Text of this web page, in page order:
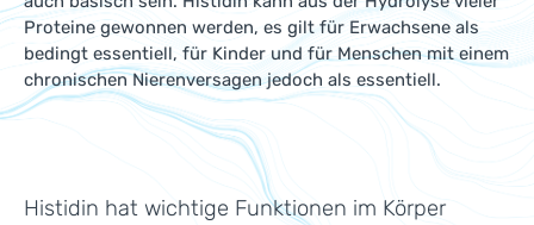
Proteine gewonnen werden, es gilt für Erwachsene als
bedingt essentiell, für Kinder und für Menschen mit einem
chronischen Nierenversagen jedoch als essentiell.
Histidin hat wichtige Funktionen im Körper